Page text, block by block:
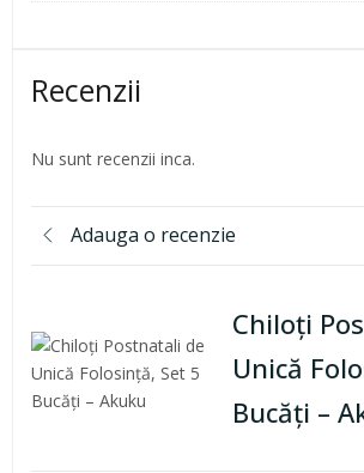
Recenzii
Nu sunt recenzii inca.
Adauga o recenzie
Chiloți
Unică
Bucăți –